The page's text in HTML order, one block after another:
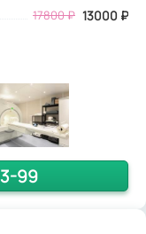
17800 ₽ 13000 ₽
99